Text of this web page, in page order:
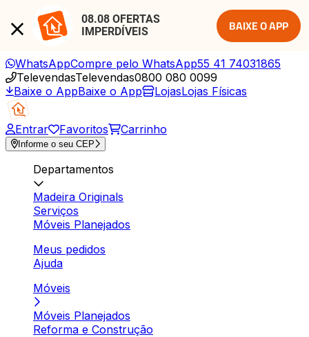
08.08 OFERTAS
IMPERDÍVEIS
BAIXE O APP
WhatsAppCompre pelo WhatsApp55 41 74031865
TelevendasTelevendas0800 080 0099
Baixe o AppBaixe o App LojasLojas Físicas
Entrar Favoritos Carrinho
Informe o seu CEP
Departamentos
Madeira Originals
Serviços
Móveis Planejados
Meus pedidos
Ajuda
Móveis
Móveis Planejados
Reforma e Construção